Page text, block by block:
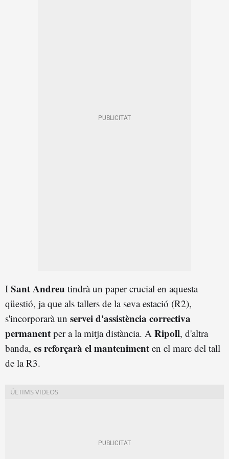
I Sant Andreu tindrà un paper crucial en aquesta
qüestió, ja que als tallers de la seva estació (R2),
s'incorporarà un servei d'assistència correctiva
permanent per a la mitja distància. A Ripoll, d'altra
banda, es reforçarà el manteniment en el marc del tall
de la R3.